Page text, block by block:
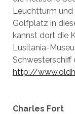
Leuchtturm
Golfplatz in
kannst dort die
Lusitania-
Schwesterschiff
http://
Charles Fort